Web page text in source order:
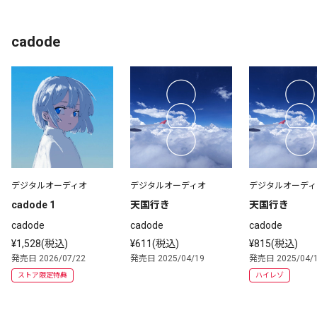
cadode
デジタルオーディオ
cadode 1
cadode
¥1,528(税込)
発売日 2026/07/22
ストア限定特典
デジタルオーディオ
天国行き
cadode
¥611(税込)
発売日 2025/04/19
デジタルオーデ
天国行き
cadode
¥815(税込)
発売日 2025/04/
ハイレゾ